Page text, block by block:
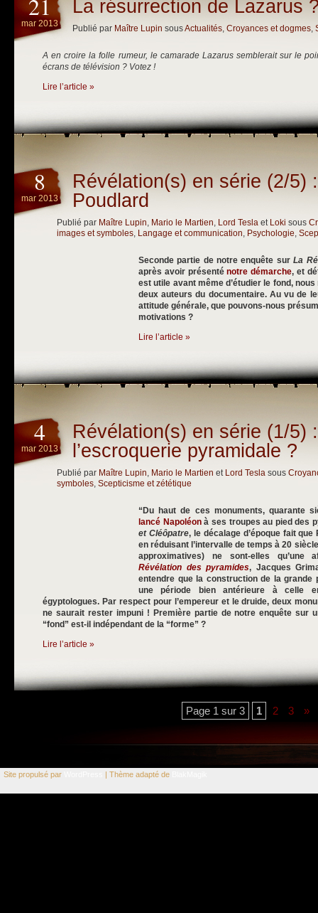
mar 2013
La résurrection de Lazarus
Publié par Maître Lupin sousActualités, Croyances et dogmes,
A en croire la folle rumeur, le camarade Lazarus semblerait sur le
écrans de télévision ? Votez !
Lire l’article »
8
mar 2013
Révélation(s) en série (2/5)
Poudlard
Publié par Maître Lupin, Mario le Martien, Lord Tesla et Loki sous
images et symboles, Langage et communication, Psychologie,
Seconde partie de notre enquête surLa
après avoir présenténotre démarche, et
est utile avant même d’étudier le fond,
deux auteurs du documentaire. Au vu de
attitude générale, que pouvons-nous
motivations ?
Lire l’article »
4
mar 2013
Révélation(s) en série (1/5)
l’escroquerie pyramidale ?
Publié par Maître Lupin, Mario le Martien et Lord Tesla sous
symboles, Scepticisme et zététique
“Du haut de ces monuments, quarante
lancé Napoléonà ses troupes au pied des
et Cléôpatre, le décalage d’époque fait
en réduisant l’intervalle de temps à 20
approximatives) ne sont-elles
Révélation des pyramides, Jacques
entendre que la construction de la grande
une période bien antérieure à celle
égyptologues. Par respect pour l’empereur et le druide, deux
ne saurait rester impuni ! Première partie de notre enquête sur
“fond” est-il indépendant de la “forme” ?
Lire l’article »
Page 1 sur 3 1 2 3 »
Site propulsé par | Thème adapté de